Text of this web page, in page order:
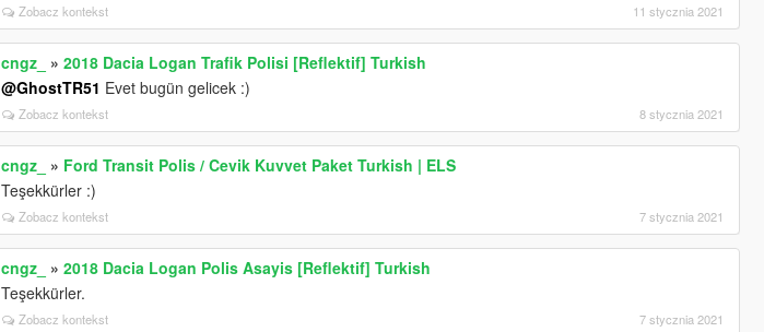
Zobacz kontekst 11 stycznia 2021
cngz_ »2018 Dacia Logan Trafik Polisi [Reflektif] Turkish
@GhostTR51 Evet bugün gelicek :)
Zobacz kontekst 8 stycznia 2021
cngz_ » Ford Transit Polis / Cevik Kuvvet Paket Turkish | ELS
Teşekkürler :)
Zobacz kontekst 7 stycznia 2021
cngz_ »2018 Dacia Logan Polis Asayis [Reflektif] Turkish
Teşekkürler.
Zobacz kontekst 7 stycznia 2021